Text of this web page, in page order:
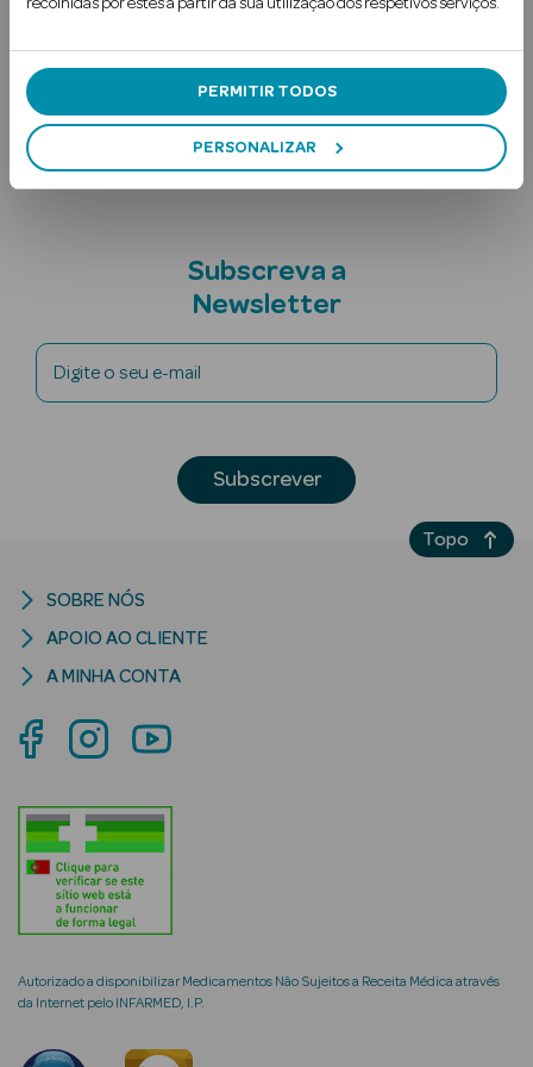
PERMITIR TODOS
PERSONALIZAR
Rosto
Rosto e
Ver Tudo
Rosto
Hidratantes
Séruns Faciais
envelhecimento
Ler mais
Nota adicional
Subscreva a
Newsletter
Digite o seu e-mail
Subscrever
Autorizado a disponibilizar Medicamentos Não Sujeitos a Receita Médica através
da Internet pelo INFARMED, I.P.
SOBRE NÓS
APOIO AO CLIENTE
A MINHA CONTA
Topo